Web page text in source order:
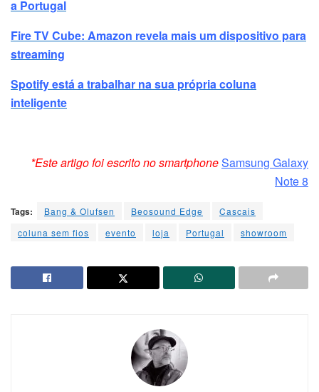
a Portugal
Fire TV Cube: Amazon revela mais um dispositivo para
streaming
Spotify está a trabalhar na sua própria coluna
inteligente
*Este artigo foi escrito no smartphoneSamsung Galaxy
Note 8
Tags: Bang & Olufsen Beosound Edge
Cascais
coluna sem fios
evento loja Portugal showroom